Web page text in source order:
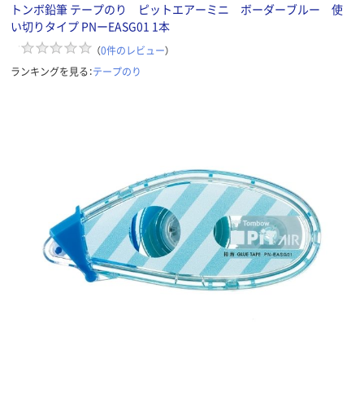
トンボ鉛筆 テープのり ピットエアーミニ ボーダーブルー 使
い切りタイプ PNーEASG01 1本
（0件のレビュー）
ランキングを見る：テープのり